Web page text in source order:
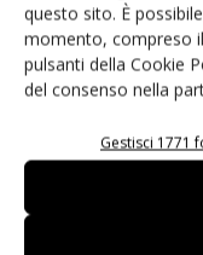
questo sito. È
momento, compreso
pulsanti della Cookie
del consenso nella
Gestisci 1771
commerciali nei
investire e a
piccole, se sono
Quali sono a suo
Credo che il